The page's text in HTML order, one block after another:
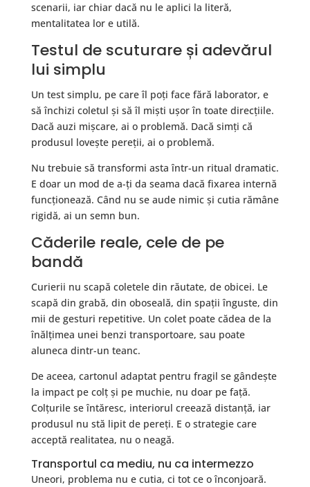
scenarii, iar chiar dacă nu le aplici la literă,
mentalitatea lor e utilă.
Testul de scuturare și adevărul
lui simplu
Un test simplu, pe care îl poți face fără laborator, e
să închizi coletul și să îl miști ușor în toate direcțiile.
Dacă auzi mișcare, ai o problemă. Dacă simți că
produsul lovește pereții, ai o problemă.
Nu trebuie să transformi asta într-un ritual dramatic.
E doar un mod de a-ți da seama dacă fixarea internă
funcționează. Când nu se aude nimic și cutia rămâne
rigidă, ai un semn bun.
Căderile reale, cele de pe
bandă
Curierii nu scapă coletele din răutate, de obicei. Le
scapă din grabă, din oboseală, din spații înguste, din
mii de gesturi repetitive. Un colet poate cădea de la
înălțimea unei benzi transportoare, sau poate
aluneca dintr-un teanc.
De aceea, cartonul adaptat pentru fragil se gândește
la impact pe colț și pe muchie, nu doar pe față.
Colțurile se întăresc, interiorul creează distanță, iar
produsul nu stă lipit de pereți. E o strategie care
acceptă realitatea, nu o neagă.
Transportul ca mediu, nu ca intermezzo
Uneori, problema nu e cutia, ci tot ce o înconjoară.